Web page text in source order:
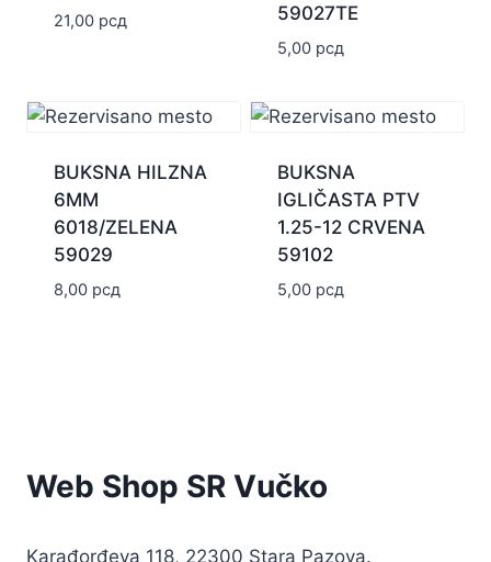
21,00 рсд
59027TE
5,00 рсд
BUKSNA HILZNA
6MM
6018/ZELENA
59029
8,00 рсд
BUKSNA
IGLIČASTA PTV
1.25-12 CRVENA
59102
5,00 рсд
Web Shop SR Vučko
Karađorđeva 118, 22300 Stara Pazova.